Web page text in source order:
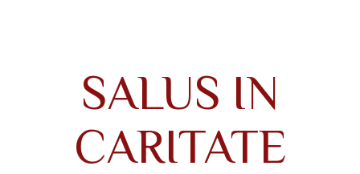
SALUS IN
CARITATE